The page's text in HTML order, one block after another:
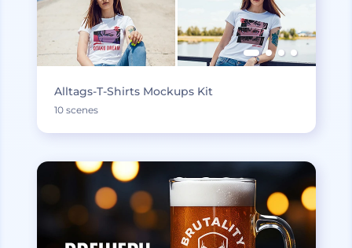
Alltags-T-Shirts Mockups Kit
10 scenes